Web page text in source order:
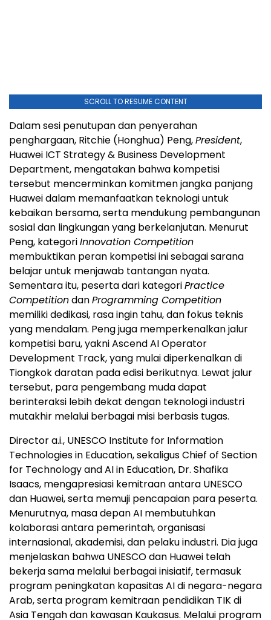
SCROLL TO RESUME CONTENT
Dalam sesi penutupan dan penyerahan
penghargaan, Ritchie (Honghua) Peng,President,
Huawei ICT Strategy & Business Development
Department, mengatakan bahwa kompetisi
tersebut mencerminkan komitmen jangka panjang
Huawei dalam memanfaatkan teknologi untuk
kebaikan bersama, serta mendukung pembangunan
sosial dan lingkungan yang berkelanjutan. Menurut
Peng, kategoriInnovation Competition
membuktikan peran kompetisi ini sebagai sarana
belajar untuk menjawab tantangan nyata.
Sementara itu, peserta dari kategoriPractice
CompetitiondanProgramming Competition
memiliki dedikasi, rasa ingin tahu, dan fokus teknis
yang mendalam. Peng juga memperkenalkan jalur
kompetisi baru, yakni Ascend AI Operator
Development Track, yang mulai diperkenalkan di
Tiongkok daratan pada edisi berikutnya. Lewat jalur
tersebut, para pengembang muda dapat
berinteraksi lebih dekat dengan teknologi industri
mutakhir melalui berbagai misi berbasis tugas.
Director a.i., UNESCO Institute for Information
Technologies in Education, sekaligus Chief of Section
for Technology and AI in Education, Dr. Shafika
Isaacs, mengapresiasi kemitraan antara UNESCO
dan Huawei, serta memuji pencapaian para peserta.
Menurutnya, masa depan AI membutuhkan
kolaborasi antara pemerintah, organisasi
internasional, akademisi, dan pelaku industri. Dia juga
menjelaskan bahwa UNESCO dan Huawei telah
bekerja sama melalui berbagai inisiatif, termasuk
program peningkatan kapasitas AI di negara-negara
Arab, serta program kemitraan pendidikan TIK di
Asia Tengah dan kawasan Kaukasus. Melalui program